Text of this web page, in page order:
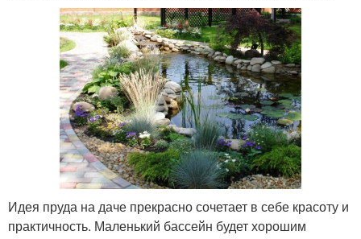
Идея пруда на даче прекрасно сочетает в себе красоту и
практичность. Маленький бассейн будет хорошим